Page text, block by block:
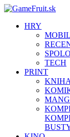
HRY
TECH
PRINT
KNIHA